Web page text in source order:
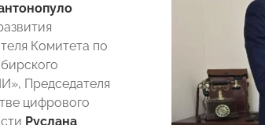
Комитета по
Председателя
цифрового
Руслана